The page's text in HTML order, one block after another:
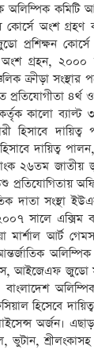
অলিম্পিক
অংশ গ্রহণ
প্রশিক্ষন কোর্সে
অংশ গ্রহন,
ক্রীড়া
প্রতিযোগীতা
কালো
হিসাবে
দায়িত্ব
২৬তম জাতীয়
দাতা সংস্থা
সালে
মার্শাল আর্ট
জুডো
হিসেবে
অর্জন।
ভুটান,